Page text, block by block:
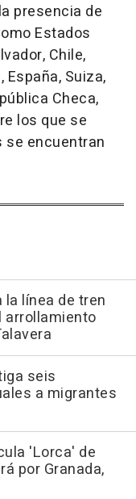
presencia de
Estados
Chile,
España, Suiza,
Checa,
los que se
se encuentran
la línea de tren
arrollamiento
seis
a migrantes
'Lorca' de
por Granada,